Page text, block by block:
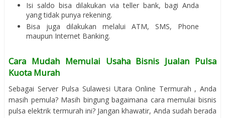
Isi saldo bisa dilakukan via teller bank, bagi Anda
yang tidak punya rekening.
Bisa juga dilakukan melalui ATM, SMS, Phone
maupun Internet Banking.
Cara Mudah Memulai Usaha Bisnis Jualan Pulsa
Kuota Murah
Sebagai Server Pulsa Sulawesi Utara Online Termurah , Anda
masih pemula? Masih bingung bagaimana cara memulai bisnis
pulsa elektrik termurah ini? Jangan khawatir, Anda sudah berada